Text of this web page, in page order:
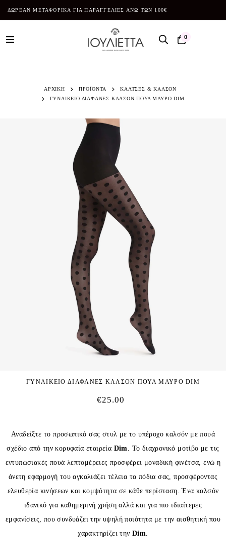
ΔΩΡΕΑΝ ΜΕΤΑΦΟΡΙΚΑ ΓΙΑ ΠΑΡΑΓΓΕΛΙΕΣ ΑΝΩ ΤΩΝ 100€
0
ΑΡΧΙΚΗ ΠΡΟΪΌΝΤΑ
ΚΑΛΤΣΕΣ & ΚΑΛΣΟΝ
ΓΥΝΑΙΚΕΙΟ ΔΙΑΦΑΝΕΣ ΚΑΛΣΟΝ ΠΟΥΑ ΜΑΥΡΟ DIM
ΓΥΝΑΙΚΕΙΟ ΔΙΑΦΑΝΕΣ ΚΑΛΣΟΝ ΠΟΥΑ ΜΑΥΡΟ DIM
€25.00
Αναδείξτε το προσωπικό σας στυλ με το υπέροχο καλσόν με πουά
σχέδιο από την κορυφαία εταιρεία Dim. Το διαχρονικό μοτίβο με τις
εντυπωσιακές πουά λεπτομέρειες προσφέρει μοναδική φινέτσα, ενώ η
άνετη εφαρμογή του αγκαλιάζει τέλεια τα πόδια σας, προσφέροντας
ελευθερία κινήσεων και κομψότητα σε κάθε περίσταση. Ένα καλσόν
ιδανικό για καθημερινή χρήση αλλά και για πιο ιδιαίτερες
εμφανίσεις, που συνδυάζει την υψηλή ποιότητα με την αισθητική που
χαρακτηρίζει τηνDim.